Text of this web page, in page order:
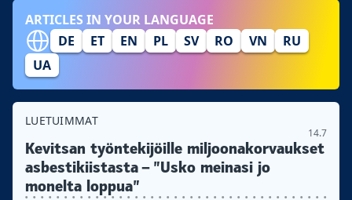
ARTICLES IN YOUR LANGUAGE
DE
ET EN PL SV RO VN
RU
UA
LUETUIMMAT
14.7
Kevitsan työntekijöille miljoonakorvaukset
asbestikiistasta – ”Usko meinasi jo
monelta loppua”